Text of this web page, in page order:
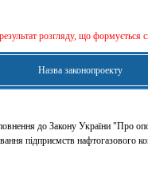
розгляду, що формується
Назва законопроекту
до Закону України "Про
підприємств нафтогазового